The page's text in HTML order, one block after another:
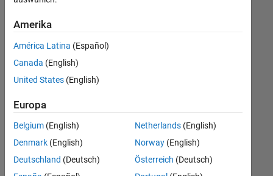
Inside Sales
Sales Operations
Marketing Communications
Business Model Team
Finance and Operations
Derzeit
es
keine
offenen
Stellen,
Ihren
Suchkriterien
entsprechen.
können
Amerika
América Latina (Español)
Canada (English)
United States (English)
Europa
Belgium (English)
Denmark (English)
Deutschland (Deutsch)
Netherlands(English)
Norway(English)
Österreich (Deutsch)